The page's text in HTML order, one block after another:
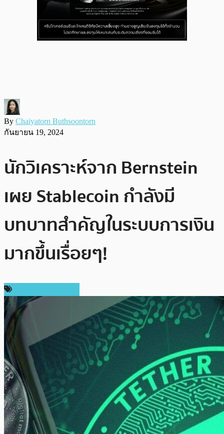
By Chaiyatorn Buthsoontorn
กันยายน 19, 2024
นักวิเคราะห์จาก Bernstein
เผย Stablecoin กำลังมี
บทบาทสำคัญในระบบการเงิน
มากขึ้นเรื่อยๆ!